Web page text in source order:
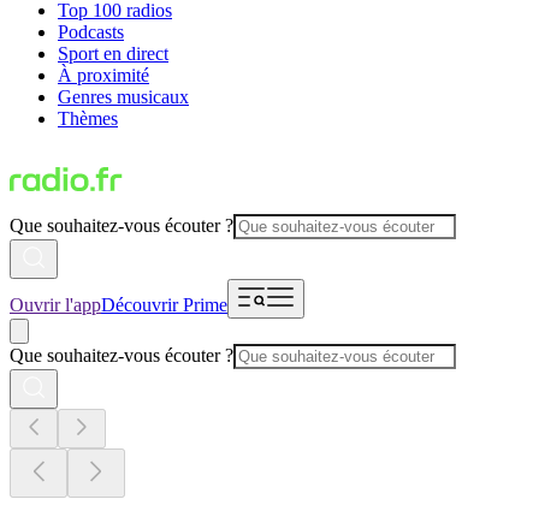
Top 100 radios
Podcasts
Sport en direct
À proximité
Genres musicaux
Thèmes
Que souhaitez-vous écouter ?
Ouvrir l'appDécouvrir Prime
Que souhaitez-vous écouter ?